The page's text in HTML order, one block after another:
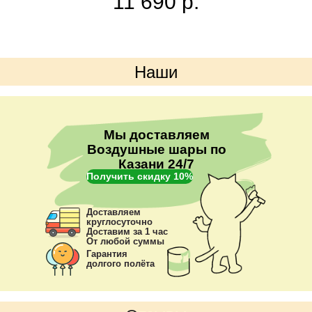
- 3 фольгированные звёзды,
Наши
преимущества
Мы доставляем
Воздушные шары по
Казани 24/7
Получить скидку 10%
Доставляем
круглосуточно
Доставим за 1 час
От любой суммы
Гарантия
долгого полёта